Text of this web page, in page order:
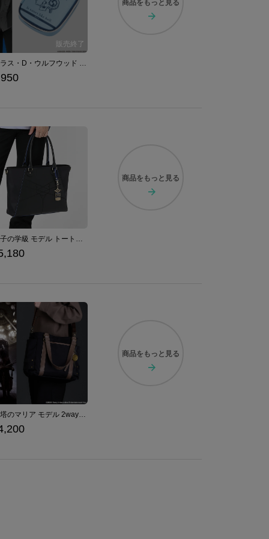
商品を もっと見る
商品を もっと見る
商品を もっと見る